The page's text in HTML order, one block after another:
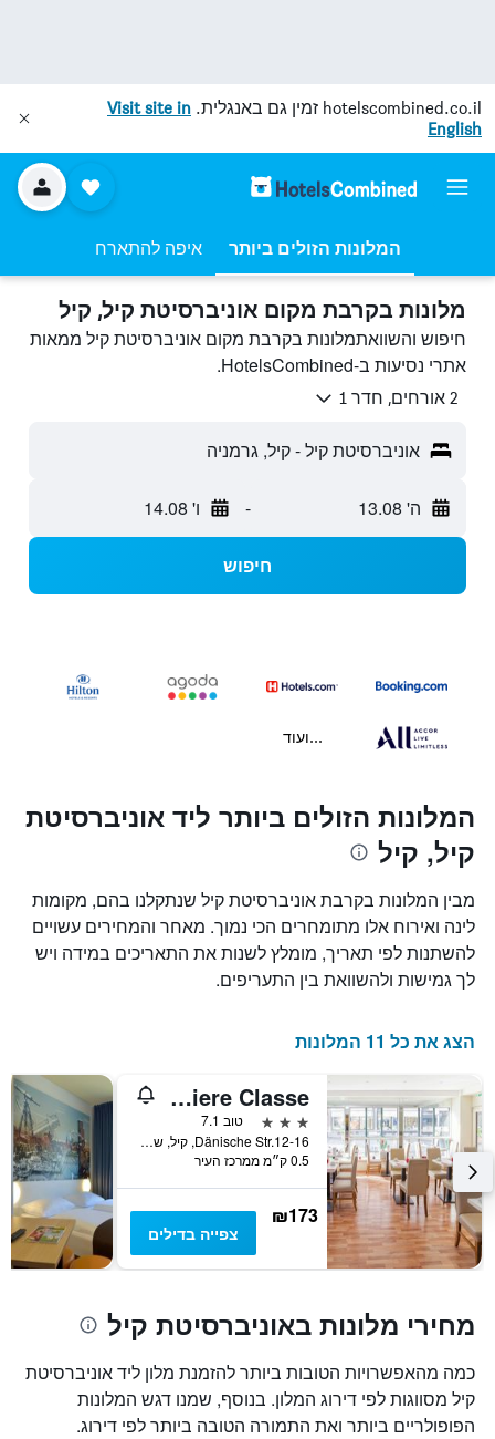
hotelscombined.co.il זמין גם באנגלית. Visit site in
English
המלונות הזולים ביותר איפה להתארח
מלונות בקרבת מקום אוניברסיטת קיל, קיל
חיפוש והשוואתמלונות בקרבת מקום אוניברסיטת קיל ממאות
אתרי נסיעות ב-HotelsCombined.
2 אורחים, חדר 1
אוניברסיטת קיל - קיל, גרמניה
ה' 13.08 - ו' 14.08
חיפוש
...ועוד
המלונות הזולים ביותר ליד אוניברסיטת
קיל, קיל
מבין המלונות בקרבת אוניברסיטת קיל שנתקלנו בהם, מקומות
לינה ואירוח אלו מתומחרים הכי נמוך. מאחר והמחירים עשויים
להשתנות לפי תאריך, מומלץ לשנות את התאריכים במידה ויש
לך גמישות ולהשוואת בין התעריפים.
הצג את כל 11 המלונות
Hotel am Kieler Schloss Kiel by Premiere Classe
3 כוכבים
טוב 7.1
Dänische Str.12-16, קיל, שלזוויג-הולשטיין, גרמניה
0.5 ק״מ ממרכז העיר
₪173
צפייה בדילים
מחירי מלונות באוניברסיטת קיל
כמה מהאפשרויות הטובות ביותר להזמנת מלון ליד אוניברסיטת
קיל מסווגות לפי דירוג המלון. בנוסף, שמנו דגש המלונות
הפופולריים ביותר ואת התמורה הטובה ביותר לפי דירוג.